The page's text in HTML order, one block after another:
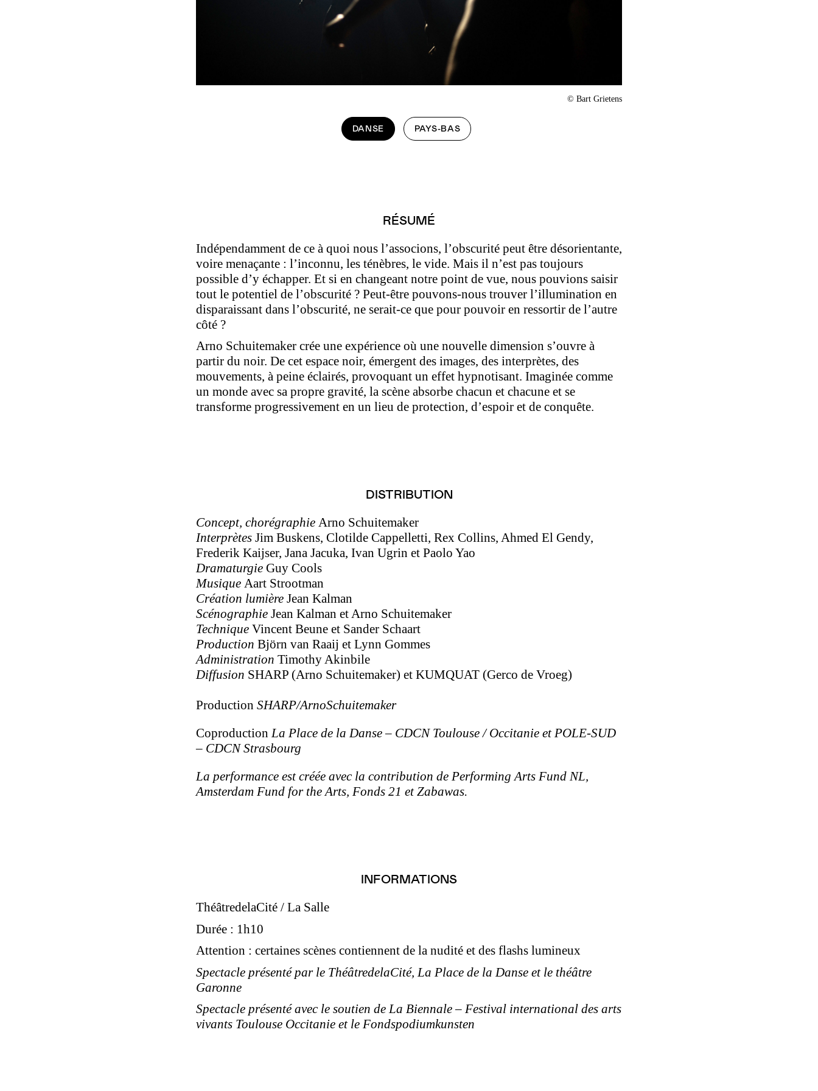
© Bart Grietens
DANSE PAYS-BAS
RÉSUMÉ
Indépendamment de ce à quoi nous l’associons, l’obscurité peut être désorientante,
voire menaçante : l’inconnu, les ténèbres, le vide. Mais il n’est pas toujours
possible d’y échapper. Et si en changeant notre point de vue, nous pouvions saisir
tout le potentiel de l’obscurité ? Peut-être pouvons-nous trouver l’illumination en
disparaissant dans l’obscurité, ne serait-ce que pour pouvoir en ressortir de l’autre
côté ?
Arno Schuitemaker crée une expérience où une nouvelle dimension s’ouvre à
partir du noir. De cet espace noir, émergent des images, des interprètes, des
mouvements, à peine éclairés, provoquant un effet hypnotisant. Imaginée comme
un monde avec sa propre gravité, la scène absorbe chacun et chacune et se
transforme progressivement en un lieu de protection, d’espoir et de conquête.
DISTRIBUTION
Concept, chorégraphie Arno Schuitemaker
Interprètes Jim Buskens, Clotilde Cappelletti, Rex Collins, Ahmed El Gendy,
Frederik Kaijser, Jana Jacuka, Ivan Ugrin et Paolo Yao
Dramaturgie Guy Cools
Musique Aart Strootman
Création lumière Jean Kalman
Scénographie Jean Kalman et Arno Schuitemaker
Technique Vincent Beune et Sander Schaart
Production Björn van Raaij et Lynn Gommes
Administration Timothy Akinbile
Diffusion SHARP (Arno Schuitemaker) et KUMQUAT (Gerco de Vroeg)
Production SHARP/ArnoSchuitemaker
CoproductionLa Place de la Danse – CDCN Toulouse / Occitanie et POLE-SUD
– CDCN Strasbourg
La performance est créée avec la contribution de Performing Arts Fund NL,
Amsterdam Fund for the Arts, Fonds 21 et Zabawas.
INFORMATIONS
ThéâtredelaCité / La Salle
Durée : 1h10
Attention : certaines scènes contiennent de la nudité et des flashs lumineux
Spectacle présenté par le ThéâtredelaCité, La Place de la Danse et le théâtre
Garonne
Spectacle présenté avec le soutien de La Biennale – ­Festival international des arts
vivants Toulouse Occitanie et le Fondspodiumkunsten